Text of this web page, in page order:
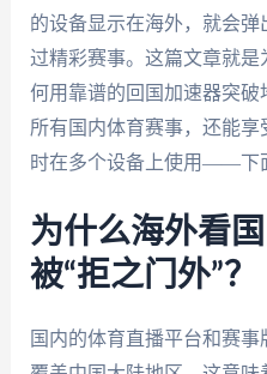
的设备显示在海外，就会弹
过精彩赛事。这篇文章就
何用靠谱的回国加速器突
所有国内体育赛事，还能享
时在多个设备上使用——下
为什么海外看
被“拒之门外”？
国内的体育直播平台和赛